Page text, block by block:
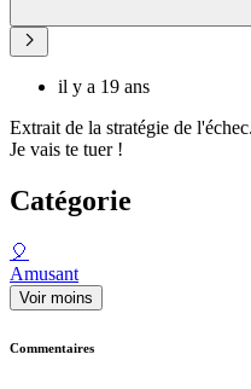
il y a 19 ans
Extrait de la stratégie de l'échec.
Je vais te tuer !
Catégorie
🎈
Amusant
Voir moins
Commentaires